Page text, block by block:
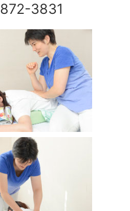
3831